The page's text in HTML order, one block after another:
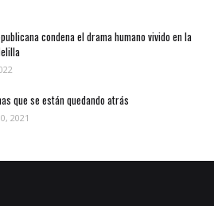
condena el drama humano vivido en la
que se están quedando atrás
2021